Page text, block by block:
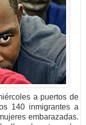
a puertos de
140 inmigrantes a
embarazadas.